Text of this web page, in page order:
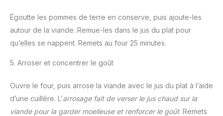
Égoutte les pommes de terre en conserve, puis ajoute-les
autour de la viande. Remue-les dans le jus du plat pour
qu’elles se nappent. Remets au four 25 minutes.
5. Arroser et concentrer le goût
Ouvre le four, puis arrose la viande avec le jus du plat à l’aide
d’une cuillère. L’arrosage fait de verser le jus chaud sur la
viande pour la garder moelleuse et renforcer le goût. Remets